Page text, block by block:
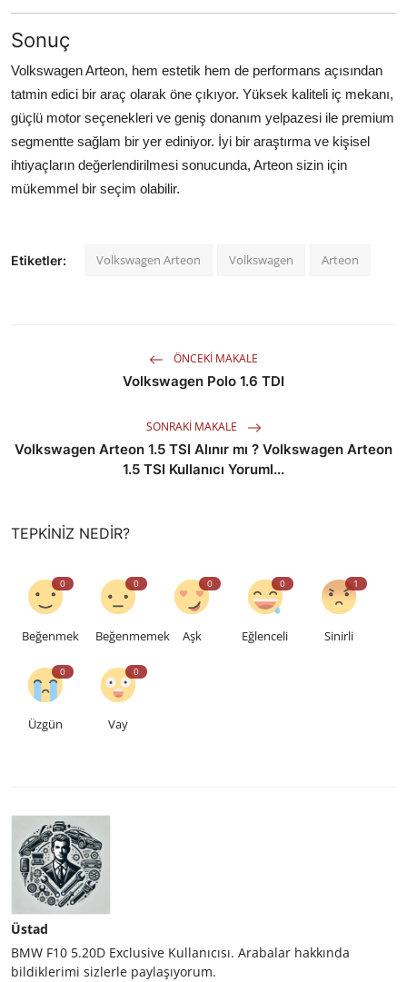
Sonuç
Volkswagen Arteon, hem estetik hem de performans açısından
tatmin edici bir araç olarak öne çıkıyor. Yüksek kaliteli iç mekanı,
güçlü motor seçenekleri ve geniş donanım yelpazesi ile premium
segmentte sağlam bir yer ediniyor. İyi bir araştırma ve kişisel
ihtiyaçların değerlendirilmesi sonucunda, Arteon sizin için
mükemmel bir seçim olabilir.
Etiketler: Volkswagen Arteon Volkswagen Arteon
ÖNCEKI MAKALE
Volkswagen Polo 1.6 TDI
SONRAKI MAKALE
Volkswagen Arteon 1.5 TSI Alınır mı ? Volkswagen Arteon
1.5 TSI Kullanıcı Yoruml...
TEPKINIZ NEDIR?
0
Beğenmek
0
Beğenmemek
0
Aşk
0
Eğlenceli
1
Sinirli
0
Üzgün
0
Vay
Üstad
BMW F10 5.20D Exclusive Kullanıcısı. Arabalar hakkında
bildiklerimi sizlerle paylaşıyorum.